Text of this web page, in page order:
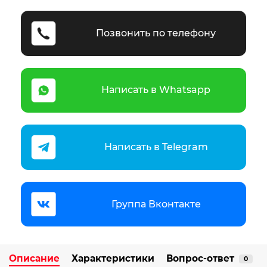
Позвонить по телефону
Написать в Whatsapp
Написать в Telegram
Группа Вконтакте
Описание Характеристики Вопрос-ответ 0